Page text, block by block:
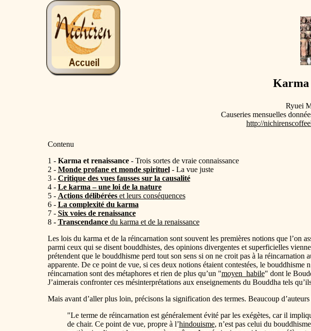
Karma
Ryuei
Causeries mensuelles
http://
Contenu
1 - Karma et renaissance- Trois sortes de vraie connaissance
2 - Monde profane et monde spirituel- La vue juste
3 - Critique des vues fausses sur la causalité
4 - Le karma – une loi de la nature
5 - Actions délibéréeset leurs conséquences
6 - La complexité du karma
7 - Six voies de renaissance
8- Transcendancedu karma et de la renaissance
Les lois du karma et de la réincarnation sont souvent les premières notions que l’on
parmi ceux qui se disent bouddhistes, des opinions divergentes et superficielles
prétendent que le bouddhisme perd tout son sens si on ne croit pas à la
apparente. De ce point de vue, si ces deux notions étaient contestées, le bouddhisme
réincarnation sont des métaphores et rien de plus qu’un "moyen habile" dont le
J’aimerais confronter ces mésinterprétations aux enseignements du Bouddha tels
Mais avant d’aller plus loin, précisons la signification des termes. Beaucoup
"Le terme de réincarnation est généralement évité par les exégètes, car il
de chair. Ce point de vue, propre à l’hindouisme, n’est pas celui du